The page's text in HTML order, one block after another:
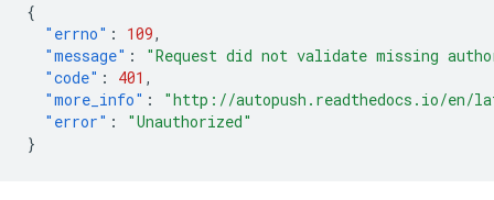
{
"errno" : 109,
"message" :
"Request did not validate missing
"code" : 401 ,
"more_info" :
"http://autopush.readthedocs.io/en/
"error" :
"Unauthorized"
}